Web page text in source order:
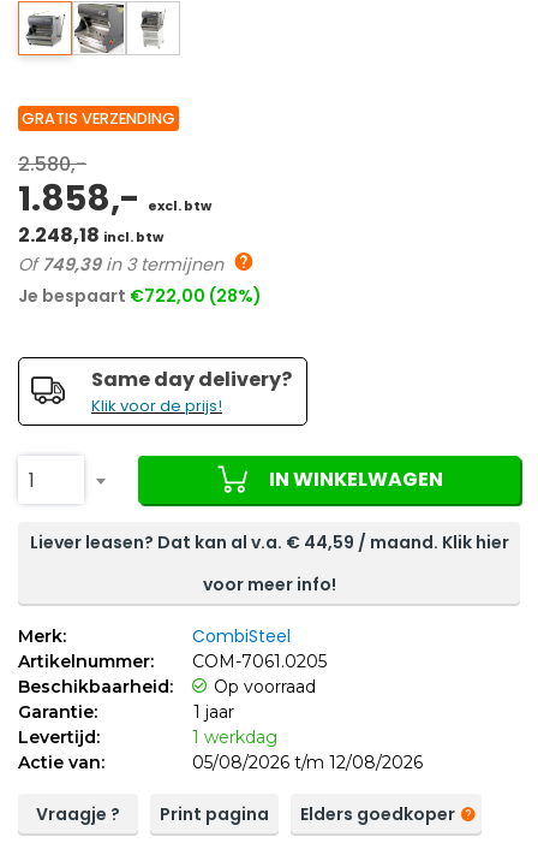
GRATIS VERZENDING
2.580,-
1.858,- excl. btw
2.248,18 incl. btw
Of 749,39in 3 termijnen
Je bespaart €722,00 (28%)
Same day delivery?
Klik voor de prijs!
1 IN WINKELWAGEN
Liever leasen? Dat kan al v.a. € 44,59 / maand. Klik hier
voor meer info!
Merk: CombiSteel
Artikelnummer:
COM-7061.0205
Beschikbaarheid:
Op voorraad
Garantie:
1 jaar
Levertijd:
1 werkdag
Actie van:
05/08/2026 t/m 12/08/2026
Vraagje ? Print pagina Elders goedkoper